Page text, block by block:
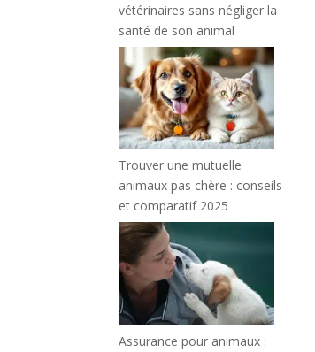
vétérinaires sans négliger la
santé de son animal
Trouver une mutuelle
animaux pas chère : conseils
et comparatif 2025
Assurance pour animaux :